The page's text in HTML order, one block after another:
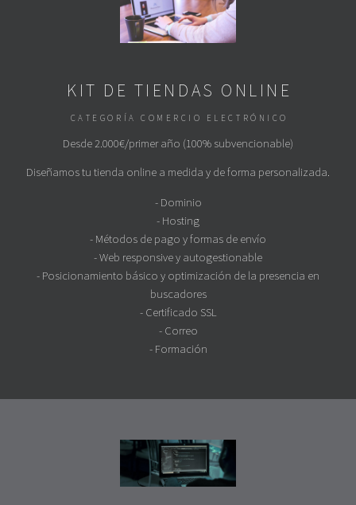
KIT DE TIENDAS ONLINE
CATEGORÍA COMERCIO ELECTRÓNICO
Desde 2.000€/primer año (100% subvencionable)
Diseñamos tu tienda online a medida y de forma personalizada.
- Dominio
- Hosting
- Métodos de pago y formas de envío
- Web responsive y autogestionable
- Posicionamiento básico y optimización de la presencia en
buscadores
- Certificado SSL
- Correo
- Formación